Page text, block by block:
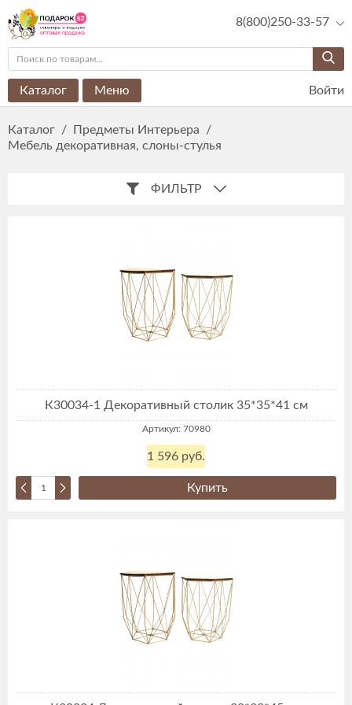
8(800)250-33-57
Каталог Меню Войти
Каталог / Предметы Интерьера
/
Мебель декоративная, слоны-стулья
ФИЛЬТР
К30034-1 Декоративный столик 35*35*41 см
Артикул: 70980
1 596 руб.
Купить